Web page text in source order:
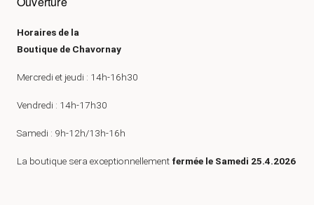
Horaires de la
Boutique de Chavornay
Mercredi et jeudi : 14h-16h30
Vendredi : 14h-17h30
Samedi : 9h-12h/13h-16h
La boutique sera exceptionnellement fermée le Samedi 25.4.2026